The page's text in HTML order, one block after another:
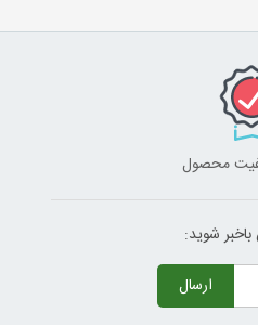
محصول
شوید:
ارسال